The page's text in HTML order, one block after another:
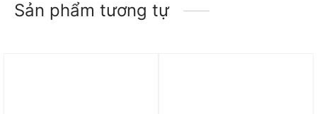
Sản phẩm tương tự